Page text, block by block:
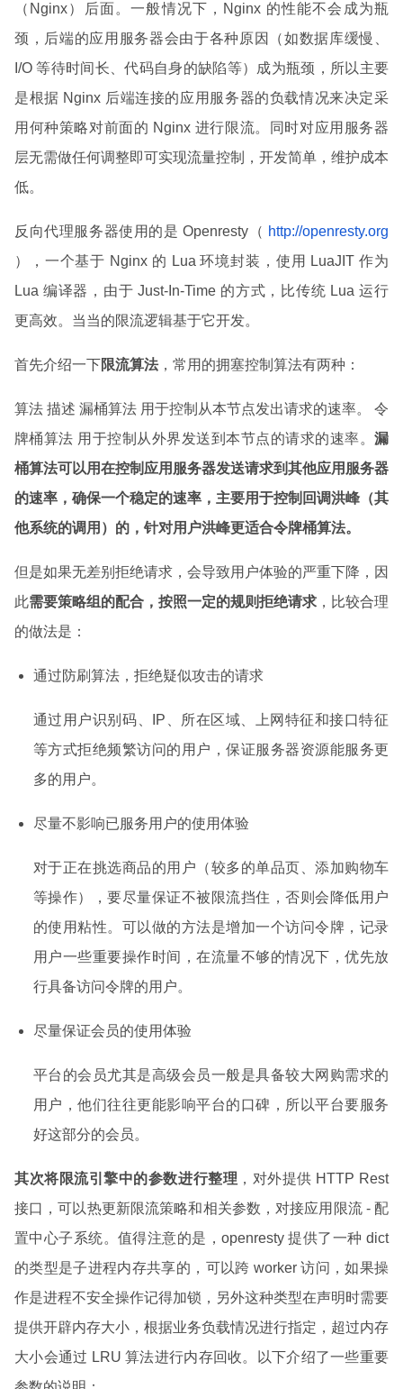
（Nginx）后面。一般情况下，Nginx 的性能不会成为瓶
颈，后端的应用服务器会由于各种原因（如数据库缓慢、
I/O 等待时间长、代码自身的缺陷等）成为瓶颈，所以主要
是根据 Nginx 后端连接的应用服务器的负载情况来决定采
用何种策略对前面的 Nginx 进行限流。同时对应用服务器
层无需做任何调整即可实现流量控制，开发简单，维护成本
低。
反向代理服务器使用的是 Openresty（ http://openresty.org
），一个基于 Nginx 的 Lua 环境封装，使用 LuaJIT 作为
Lua 编译器，由于 Just-In-Time 的方式，比传统 Lua 运行
更高效。当当的限流逻辑基于它开发。
首先介绍一下限流算法 ，常用的拥塞控制算法有两种：
算法 描述 漏桶算法 用于控制从本节点发出请求的速率。 令
牌桶算法 用于控制从外界发送到本节点的请求的速率。 漏
桶算法可以用在控制应用服务器发送请求到其他应用服务器
的速率，确保一个稳定的速率，主要用于控制回调洪峰（其
他系统的调用）的，针对用户洪峰更适合令牌桶算法。
但是如果无差别拒绝请求，会导致用户体验的严重下降，因
此需要策略组的配合，按照一定的规则拒绝请求 ，比较合理
的做法是：
通过防刷算法，拒绝疑似攻击的请求
通过用户识别码、IP、所在区域、上网特征和接口特征
等方式拒绝频繁访问的用户，保证服务器资源能服务更
多的用户。
尽量不影响已服务用户的使用体验
对于正在挑选商品的用户（较多的单品页、添加购物车
等操作），要尽量保证不被限流挡住，否则会降低用户
的使用粘性。可以做的方法是增加一个访问令牌，记录
用户一些重要操作时间，在流量不够的情况下，优先放
行具备访问令牌的用户。
尽量保证会员的使用体验
平台的会员尤其是高级会员一般是具备较大网购需求的
用户，他们往往更能影响平台的口碑，所以平台要服务
好这部分的会员。
其次将限流引擎中的参数进行整理 ，对外提供 HTTP Rest
接口，可以热更新限流策略和相关参数，对接应用限流 - 配
置中心子系统。值得注意的是，openresty 提供了一种 dict
的类型是子进程内存共享的，可以跨 worker 访问，如果操
作是进程不安全操作记得加锁，另外这种类型在声明时需要
提供开辟内存大小，根据业务负载情况进行指定，超过内存
大小会通过 LRU 算法进行内存回收。以下介绍了一些重要